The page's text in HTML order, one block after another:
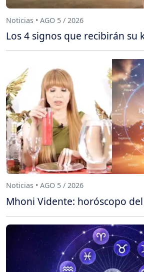
Noticias • AGO 5 / 2026
Los 4 signos que recibirán su
Noticias • AGO 5 / 2026
Mhoni Vidente: horóscopo